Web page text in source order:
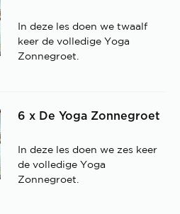
In deze les doen we twaalf
keer de volledige Yoga
Zonnegroet.
6 x De Yoga Zonnegroet
In deze les doen we zes keer
de volledige Yoga
Zonnegroet.